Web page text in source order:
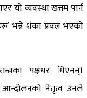
यो व्यवस्था खत्तम पार्न
भन्ने शंका प्रवल भएको
पक्षधर थिएनन्।
आन्दोलनको नेतृत्व उनले